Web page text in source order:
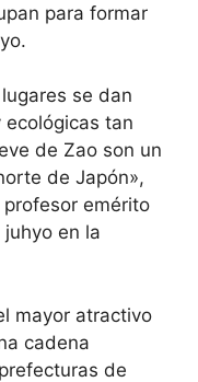
para formar
se dan
tan
de Zao son un
de Japón»,
emérito
en la
mayor atractivo
cadena
de